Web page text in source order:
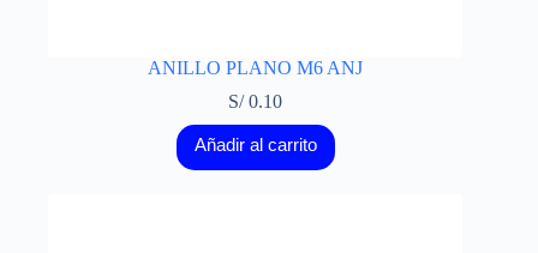
ANILLO PLANO M6 ANJ
S/0.10
Añadir al carrito